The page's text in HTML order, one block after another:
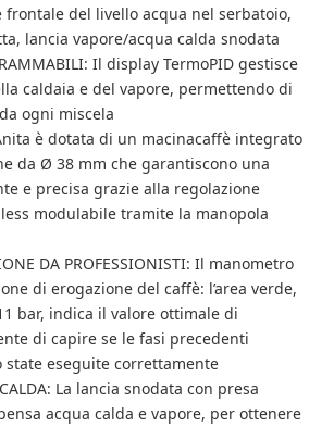
del livello acqua nel serbatoio,
lancia vapore/acqua calda snodata
Il display TermoPID gestisce
caldaia e del vapore, permettendo di
ogni miscela
è dotata di un macinacaffè integrato
da Ø 38 mm che garantiscono una
e precisa grazie alla regolazione
modulabile tramite la manopola
DA PROFESSIONISTI: Il manometro
di erogazione del caffè: l’area verde,
bar, indica il valore ottimale di
di capire se le fasi precedenti
state eseguite correttamente
CALDA: La lancia snodata con presa
acqua calda e vapore, per ottenere